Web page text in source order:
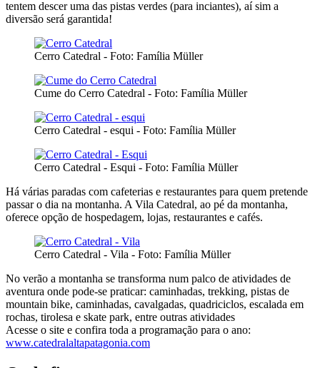
tentem descer uma das pistas verdes (para inciantes), aí sim a
diversão será garantida!
Cerro Catedral - Foto: Família Müller
Cume do Cerro Catedral - Foto: Família Müller
Cerro Catedral - esqui - Foto: Família Müller
Cerro Catedral - Esqui - Foto: Família Müller
Há várias paradas com cafeterias e restaurantes para quem pretende
passar o dia na montanha. A Vila Catedral, ao pé da montanha,
oferece opção de hospedagem, lojas, restaurantes e cafés.
Cerro Catedral - Vila - Foto: Família Müller
No verão a montanha se transforma num palco de atividades de
aventura onde pode-se praticar: caminhadas, trekking, pistas de
mountain bike, caminhadas, cavalgadas, quadriciclos, escalada em
rochas, tirolesa e skate park, entre outras atividades
Acesse o site e confira toda a programação para o ano:
www.catedralaltapatagonia.com